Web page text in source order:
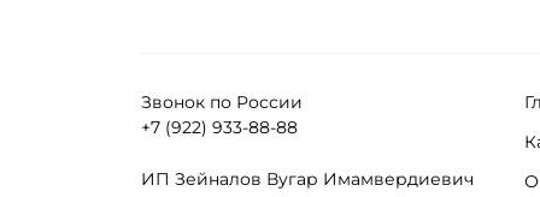
Звонок по России
+7 (922) 933-88-88
ИП Зейналов Вугар Имамвердиевич